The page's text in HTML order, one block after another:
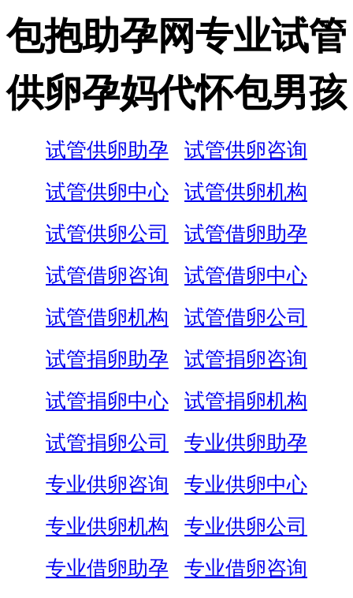
包抱助孕网专业试管
供卵孕妈代怀包男孩
试管供卵助孕
试管供卵咨询
试管供卵中心
试管供卵机构
试管供卵公司
试管借卵助孕
试管借卵咨询
试管借卵中心
试管借卵机构
试管借卵公司
试管捐卵助孕
试管捐卵咨询
试管捐卵中心
试管捐卵机构
试管捐卵公司
专业供卵助孕
专业供卵咨询
专业供卵中心
专业供卵机构
专业供卵公司
专业借卵助孕
专业借卵咨询